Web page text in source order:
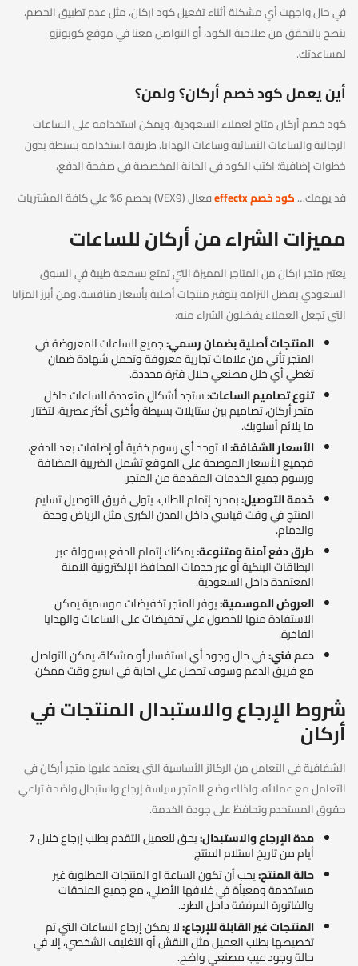
في حال واجهت أي مشكلة أثناء تفعيل كود اركان، مثل عدم تطبيق الخصم،
ينصح بالتحقق من صلاحية الكود، أو التواصل معنا في موقع كوبونزو
لمساعدتك.
أين يعمل كود خصم أركان؟ ولمن؟
كود خصم أركان متاح لعملاء السعودية، ويمكن استخدامه على الساعات
الرجالية والساعات النسائية وساعات الهدايا. طريقة استخدامه بسيطة بدون
خطوات إضافية؛ اكتب الكود في الخانة المخصصة في صفحة الدفع،
قد يهمك…كود خصم effectx فعال (VEX9) بخصم 6% علي كافة المشتريات
مميزات الشراء من أركان للساعات
يعتبر متجر اركان من المتاجر المميزة التي تمتع بسمعة طيبة في السوق
السعودي بفضل التزامه بتوفير منتجات أصلية بأسعار منافسة. ومن أبرز المزايا
التي تجعل العملاء يفضلون الشراء منه:
المنتجات أصلية بضمان رسمي:جميع الساعات المعروضة في
المتجر تأتي من علامات تجارية معروفة وتحمل شهادة ضمان
تغطي أي خلل مصنعي خلال فترة محددة.
تنوع تصاميم الساعات:ستجد أشكال متعددة للساعات داخل
متجر أركان، تصاميم بين ستايلات بسيطة وأخرى أكثر عصرية، لتختار
ما يلائم أسلوبك.
الأسعار الشفافة:لا توجد أي رسوم خفية أو إضافات بعد الدفع،
فجميع الأسعار الموضحة على الموقع تشمل الضريبة المضافة
ورسوم جميع الخدمات المقدمة من المتجر.
خدمة التوصيل:بمجرد إتمام الطلب، يتولى فريق التوصيل تسليم
المنتج في وقت قياسي داخل المدن الكبرى مثل الرياض وجدة
والدمام.
طرق دفع آمنة ومتنوعة:يمكنك إتمام الدفع بسهولة عبر
البطاقات البنكية أو عبر خدمات المحافظ الإلكترونية الآمنة
المعتمدة داخل السعودية.
العروض الموسمية:يوفر المتجر تخفيضات موسمية يمكن
الاستفادة منها للحصول علي تخفيضات على الساعات والهدايا
الفاخرة.
دعم فني:في حال وجود أي استفسار أو مشكلة، يمكن التواصل
مع فريق الدعم وسوف تحصل علي اجابة في اسرع وقت ممكن.
شروط الإرجاع والاستبدال المنتجات في
أركان
الشفافية في التعامل من الركائز الأساسية التي يعتمد عليها متجر أركان في
التعامل مع عملائه، ولذلك وضع المتجر سياسة إرجاع واستبدال واضحة تراعي
حقوق المستخدم وتحافظ على جودة الخدمة.
مدة الإرجاع والاستبدال:
يحق للعميل التقدم بطلب إرجاع خلال 7
أيام من تاريخ استلام المنتج.
حالة المنتج:يجب أن تكون الساعة او المنتجات المطلوبة غير
مستخدمة ومعبأة في غلافها الأصلي، مع جميع الملحقات
والفاتورة المرفقة داخل الطرد.
المنتجات غير القابلة للإرجاع:لا يمكن إرجاع الساعات التي تم
تخصيصها بطلب العميل مثل النقش أو التغليف الشخصي، إلا في
حالة وجود عيب مصنعي واضح.